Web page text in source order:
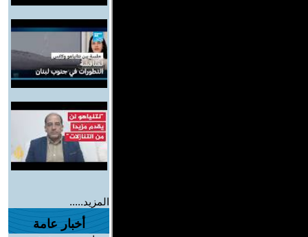
المزيد.....
أخبار عامة